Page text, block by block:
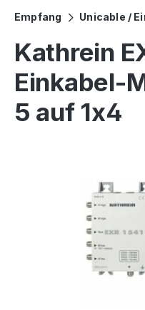
Empfang Unicable /
Kathrein
Einkabel-
5 auf 1x4